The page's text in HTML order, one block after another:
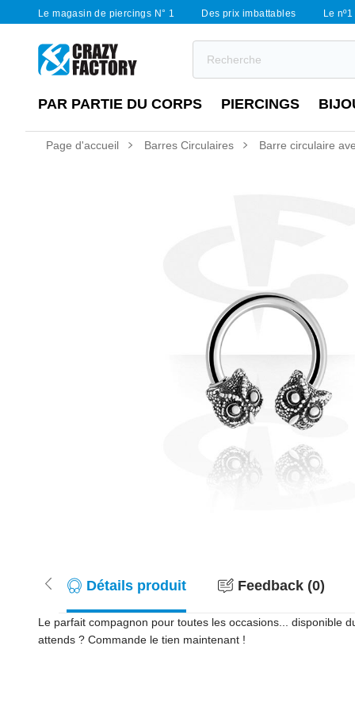
Le magasin de piercings N° 1 Des prix imbattables Le
PAR PARTIE DU CORPS PIERCINGS
Page d'accueil Barres Circulaires Barre circulaire
Détails produit Feedback (0)
Le parfait compagnon pour toutes les occasions... disponible
attends ? Commande le tien maintenant !